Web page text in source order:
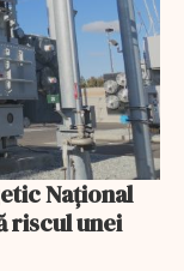
Național
riscul unei